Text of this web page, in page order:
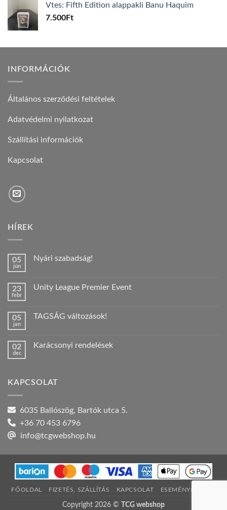
Vtes: Fifth Edition alappakli Banu Haquim
7.500Ft
INFORMÁCIÓK
Általános szerződési feltételek
Adatvédelmi nyilatkozat
Szállítási információk
Kapcsolat
HÍREK
05
jún
Nyári szabadság!
Nyári
23
febr
Unity League Premier Event
Unity
bejegyzéshez
05
jan
TAGSÁG változások!
TAGSÁG
02
dec
Karácsonyi rendelések
rendelések
KAPCSOLAT
6035 Ballószög, Bartók utca 5.
+36 70 453 6796
info@tcgwebshop.hu
FŐOLDAL FIZETÉS, SZÁLLÍTÁS KAPCSOLAT ESEMÉNYNAPTÁR
Copyright 2026 © TCG webshop